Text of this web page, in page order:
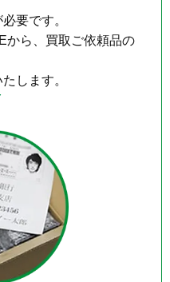
要です。
から、買取ご依頼品の